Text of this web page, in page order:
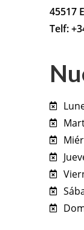
45517
Telf: